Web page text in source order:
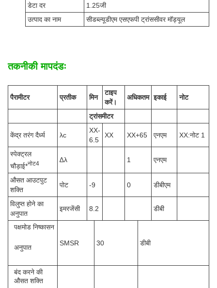
डेटा दर
1.25जी
उत्पाद का नाम
सीडब्ल्यूडीएम एसएफपी ट्रांससीवर मॉड्यूल
तकनीकी मापदंडः
पैरामीटर प्रतीक मिन
टाइप
करें।
अधिकतम इकाई नोट
ट्रांसमीटर
केंद्र तरंग दैर्ध्य λc
XX-
6.5
XX XX+65 एनएम XX:नोट 1
स्पेक्ट्रल
चौड़ाई*नोट4 ∆λ 1 एनएम
औसत आउटपुट
शक्ति
पोट -9 0 डीबीएम
विलुप्त होने का
अनुपात
इमरजेंसी 8.2 डीबी
पक्षमोड निष्कासन
अनुपात
SMSR 30 डीबी
बंद करने की
औसत शक्ति